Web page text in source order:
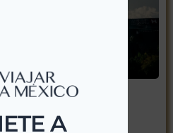
México
A